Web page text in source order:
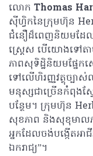
លោក Thomas
ស៊ីហ្វិកនៃក្រុមហ៊ុន
ជំនឿដ៏ពេញនិយមដែ
ស្ត្រេស បើយោងទៅតា
ភាពសុទិដ្ឋិនិយមផ្នែកស
ទៅលើហិរញ្ញវត្ថុច្បាស់
មនុស្សជាច្រើនកំពុងស្
បន្ថែម។ ក្រុមហ៊ុន
សុខភាព និងសុខុមាល
អ្នកដែលចង់បង្កើតអា
ឯករាជ្យ”។